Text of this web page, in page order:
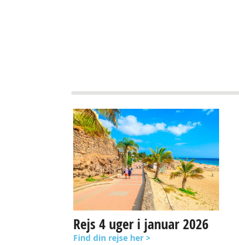
Rejs 4 uger i januar 2026
Find din rejse her >